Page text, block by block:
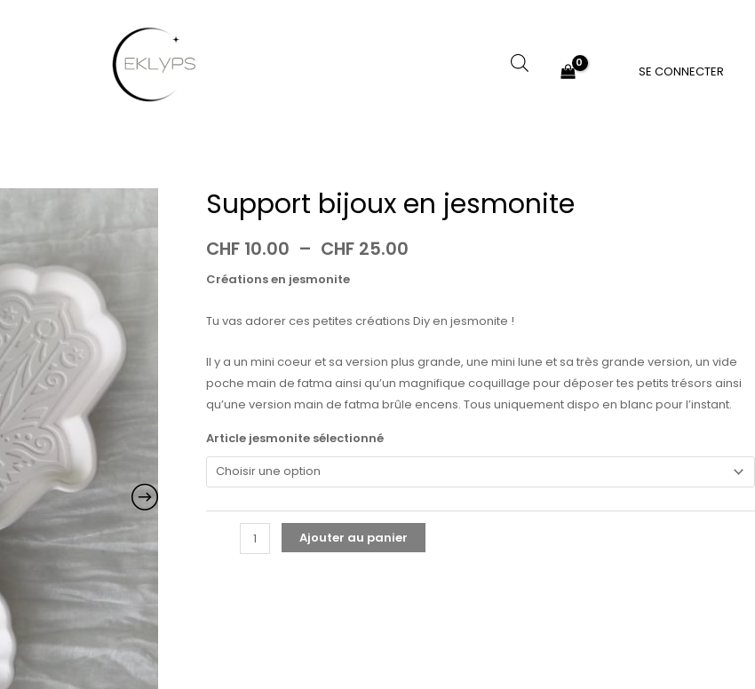
SE CONNECTER
Support bijoux en jesmonite
CHF10.00 – CHF25.00
Plage
à
CHF 25.00
Créations en jesmonite
Tu vas adorer ces petites créations Diy en jesmonite !
Il y a un mini coeur et sa version plus grande, une mini lune et sa très grande version, un vide
poche main de fatma ainsi qu’un magnifique coquillage pour déposer tes petits trésors ainsi
qu’une version main de fatma brûle encens. Tous uniquement dispo en blanc pour l’instant.
Article jesmonite sélectionné
quantité
de
Support
en
Ajouter au panier